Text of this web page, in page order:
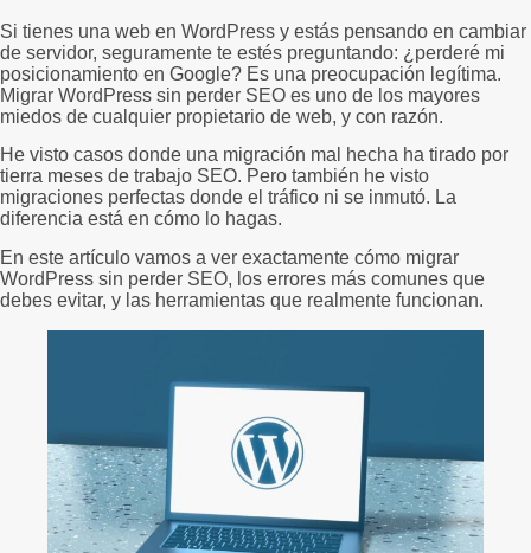
Si tienes una web en WordPress y estás pensando en cambiar
de servidor, seguramente te estés preguntando: ¿perderé mi
posicionamiento en Google? Es una preocupación legítima.
Migrar WordPress sin perder SEO es uno de los mayores
miedos de cualquier propietario de web, y con razón.
He visto casos donde una migración mal hecha ha tirado por
tierra meses de trabajo SEO. Pero también he visto
migraciones perfectas donde el tráfico ni se inmutó. La
diferencia está en cómo lo hagas.
En este artículo vamos a ver exactamente cómo migrar
WordPress sin perder SEO, los errores más comunes que
debes evitar, y las herramientas que realmente funcionan.